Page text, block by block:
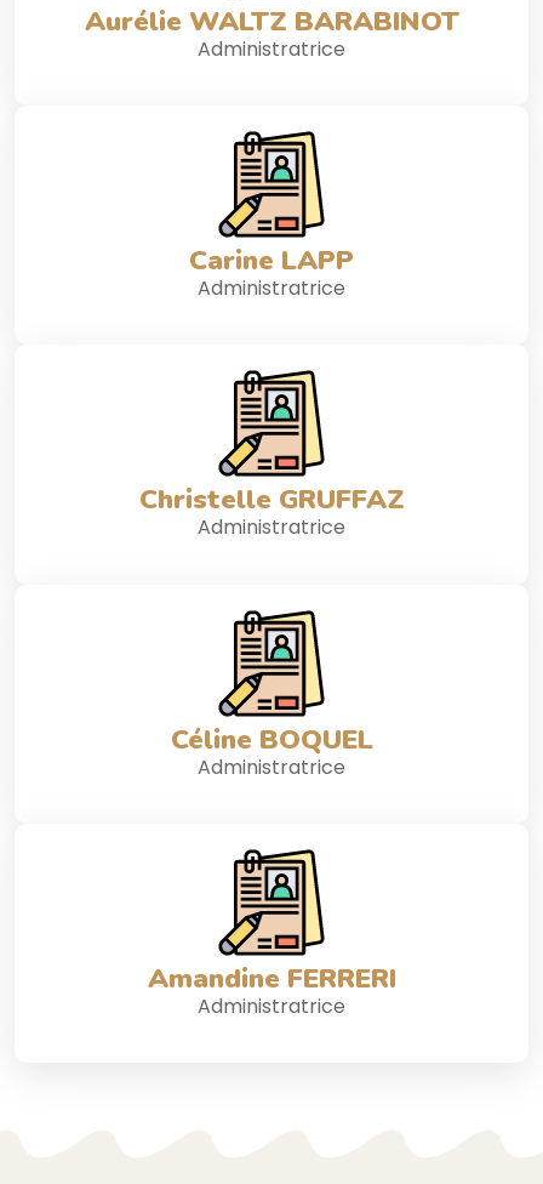
Aurélie WALTZ BARABINOT
Administratrice
Carine LAPP
Administratrice
Christelle GRUFFAZ
Administratrice
Céline BOQUEL
Administratrice
Amandine FERRERI
Administratrice